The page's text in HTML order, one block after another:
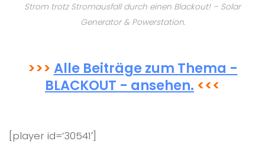
Strom trotz Stromausfall durch einen Blackout! – Solar
Generator & Powerstation.
>>> Alle Beiträge zum Thema -
BLACKOUT - ansehen. <<<
[player id=’30541′]